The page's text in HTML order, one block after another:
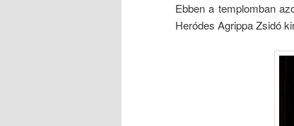
Ebben a templomban
Heródes Agrippa Zsidó